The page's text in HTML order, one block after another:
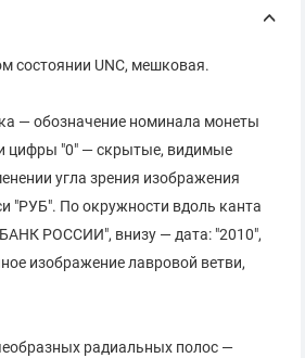
состоянии UNC, мешковая.
— обозначение номинала монеты
цифры "0" — скрытые, видимые
угла зрения изображения
"РУБ". По окружности вдоль канта
РОССИИ", внизу — дата: "2010",
изображение лавровой ветви,
радиальных полос —